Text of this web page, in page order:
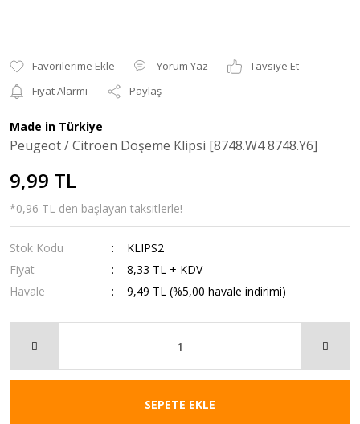
Yorum Yaz
Tavsiye Et
Fiyat Alarmı
Paylaş
Made in Türkiye
Peugeot / Citroën Döşeme Klipsi [8748.W4 8748.Y6]
9,99 TL
*0,96 TL den başlayan taksitlerle!
Stok Kodu
KLIPS2
Fiyat
8,33 TL + KDV
Havale
9,49 TL (%5,00 havale indirimi)
SEPETE EKLE